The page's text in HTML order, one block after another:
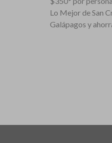
Lo Mejor de San
Galápagos y